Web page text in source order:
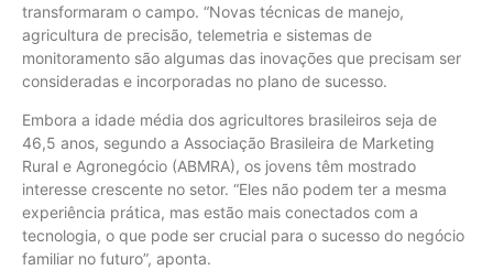
transformaram o campo. “Novas técnicas de manejo,
agricultura de precisão, telemetria e sistemas de
monitoramento são algumas das inovações que precisam ser
consideradas e incorporadas no plano de sucesso.
Embora a idade média dos agricultores brasileiros seja de
46,5 anos, segundo a Associação Brasileira de Marketing
Rural e Agronegócio (ABMRA), os jovens têm mostrado
interesse crescente no setor. “Eles não podem ter a mesma
experiência prática, mas estão mais conectados com a
tecnologia, o que pode ser crucial para o sucesso do negócio
familiar no futuro”, aponta.